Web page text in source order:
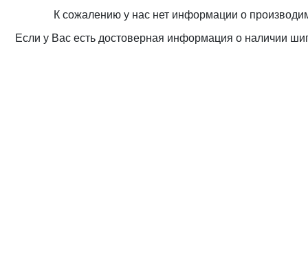
К сожалению у нас нет информации о
Если у Вас есть достоверная информация о наличии